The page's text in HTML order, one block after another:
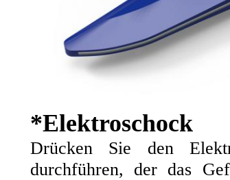
*Elektroschock
Drücken Sie den
durchführen, der das